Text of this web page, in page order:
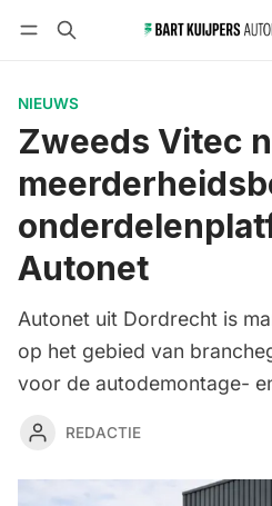
NIEUWS
Zweeds Vitec
Autonet
Autonet uit Dordrecht is
op het gebied van
voor de autodemontage-
REDACTIE